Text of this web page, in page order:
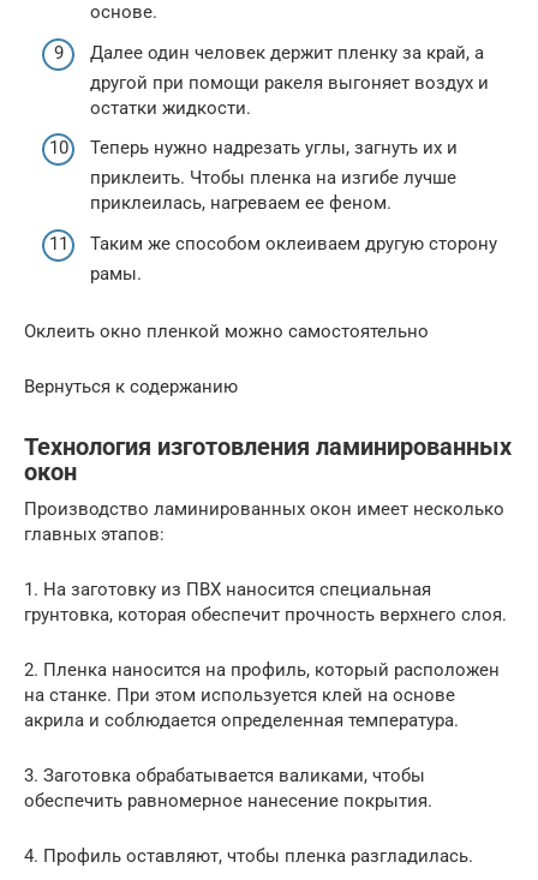
основе.
Далее один человек держит пленку за край, а
другой при помощи ракеля выгоняет воздух и
остатки жидкости.
Теперь нужно надрезать углы, загнуть их и
приклеить. Чтобы пленка на изгибе лучше
приклеилась, нагреваем ее феном.
Таким же способом оклеиваем другую сторону
рамы.
Оклеить окно пленкой можно самостоятельно
Вернуться к содержанию
Технология изготовления ламинированных
окон
Производство ламинированных окон имеет несколько
главных этапов:
1. На заготовку из ПВХ наносится специальная
грунтовка, которая обеспечит прочность верхнего слоя.
2. Пленка наносится на профиль, который расположен
на станке. При этом используется клей на основе
акрила и соблюдается определенная температура.
3. Заготовка обрабатывается валиками, чтобы
обеспечить равномерное нанесение покрытия.
4. Профиль оставляют, чтобы пленка разгладилась.